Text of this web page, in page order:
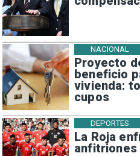
Proyecto
beneficio
vivienda:
cupos
NACIONAL
La Roja
anfitriones
DEPORTES